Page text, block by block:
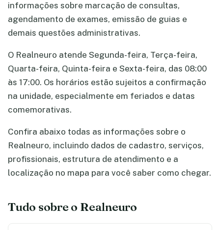
informações sobre marcação de consultas,
agendamento de exames, emissão de guias e
demais questões administrativas.
O Realneuro atende Segunda-feira, Terça-feira,
Quarta-feira, Quinta-feira e Sexta-feira, das 08:00
às 17:00. Os horários estão sujeitos a confirmação
na unidade, especialmente em feriados e datas
comemorativas.
Confira abaixo todas as informações sobre o
Realneuro, incluindo dados de cadastro, serviços,
profissionais, estrutura de atendimento e a
localização no mapa para você saber como chegar.
Tudo sobre o Realneuro